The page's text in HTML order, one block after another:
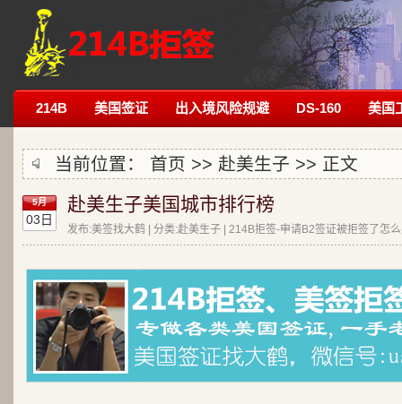
214B 美国签证 出入境风险规避 DS-160 美国
当前位置： 首页 >> 赴美生子 >> 正文
5月
03日
赴美生子美国城市排行榜
发布:美签找大鹤 | 分类:赴美生子 | 214B拒签-申请B2签证被拒签了怎